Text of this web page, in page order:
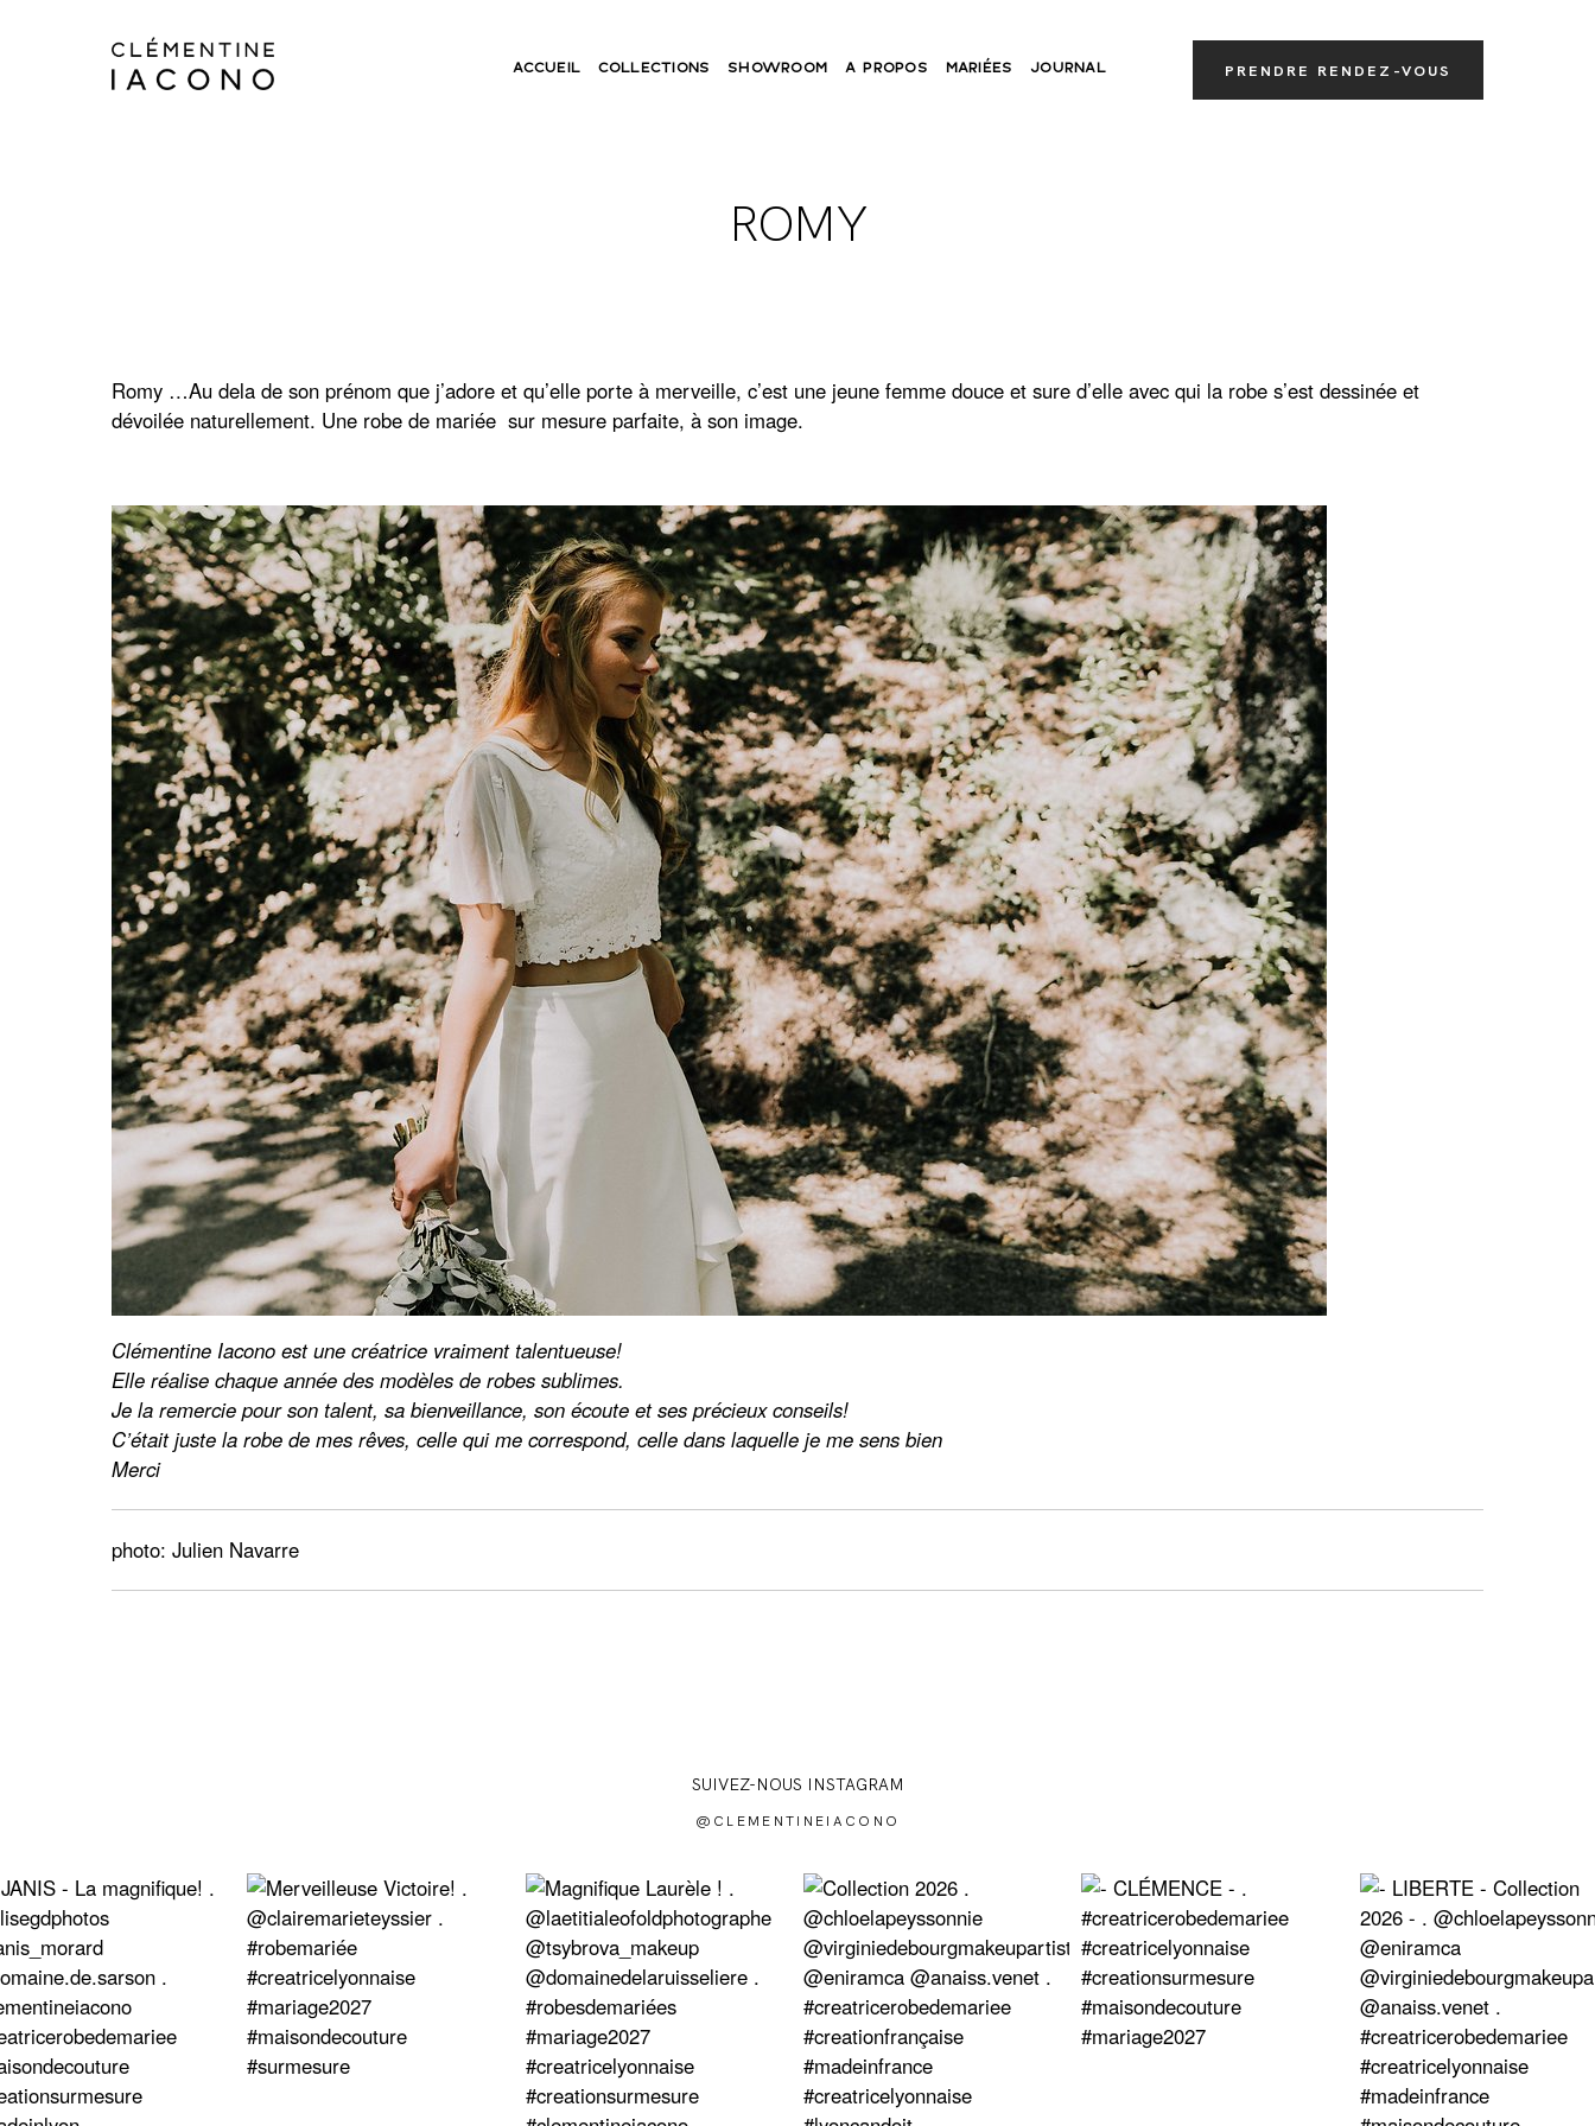
ACCUEIL COLLECTIONS SHOWROOM A PROPOS MARIÉES JOURNAL PRENDRE RENDEZ-VOUS
ROMY
Romy …Au dela de son prénom que j’adore et qu’elle porte à merveille, c’est une jeune femme douce et sure d’elle avec qui la robe s’est dessinée et
dévoilée naturellement. Une robe de mariée sur mesure parfaite, à son image.
Clémentine Iacono est une créatrice vraiment talentueuse!
Elle réalise chaque année des modèles de robes sublimes.
Je la remercie pour son talent, sa bienveillance, son écoute et ses précieux conseils!
C’était juste la robe de mes rêves, celle qui me correspond, celle dans laquelle je me sens bien
Merci
photo:Julien Navarre
SUIVEZ-NOUS INSTAGRAM
@CLEMENTINEIACONO